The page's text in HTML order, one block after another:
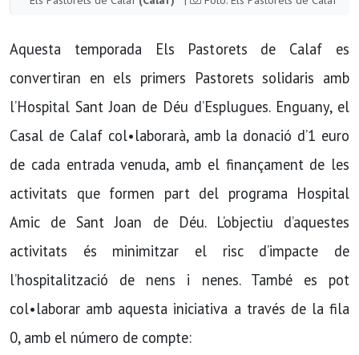
Aquesta temporada Els Pastorets de Calaf es
convertiran en els primers Pastorets solidaris amb
l’Hospital Sant Joan de Déu d’Esplugues. Enguany, el
Casal de Calaf col•laborarà, amb la donació d’1 euro
de cada entrada venuda, amb el finançament de les
activitats que formen part del programa Hospital
Amic de Sant Joan de Déu. L’objectiu d’aquestes
activitats és minimitzar el risc d’impacte de
l’hospitalització de nens i nenes. També es pot
col•laborar amb aquesta iniciativa a través de la fila
0, amb el número de compte: